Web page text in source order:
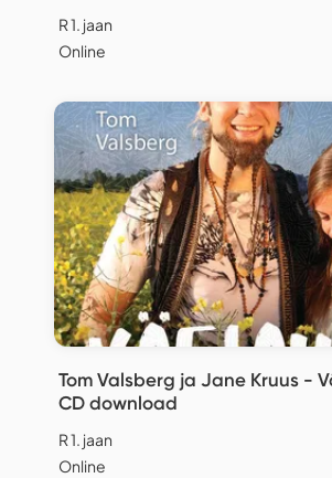
R 1. jaan
Online
Tom Valsberg ja Jane Kruus -
CD download
R 1. jaan
Online